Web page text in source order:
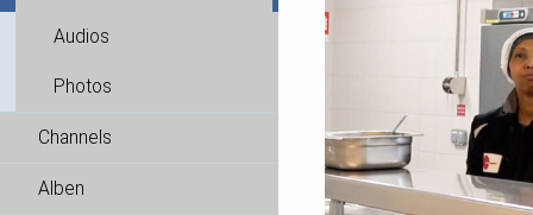
Audios
Photos
Channels
Alben